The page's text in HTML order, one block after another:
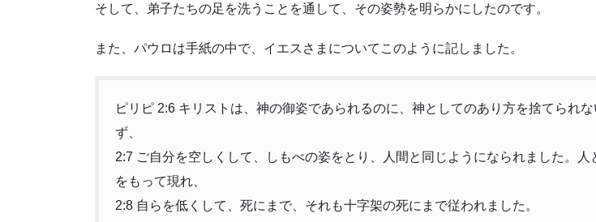
そして、弟子たちの足を洗うことを通して、その姿勢を明らかにしたのです。
また、パウロは手紙の中で、イエスさまについてこのように記しました。
ピリピ 2:6 キリストは、神の御姿であられるのに、神としてのあり方を捨てられな
ず、
2:7 ご自分を空しくして、しもべの姿をとり、人間と同じようになられました。人
をもって現れ、
2:8 自らを低くして、死にまで、それも十字架の死にまで従われました。